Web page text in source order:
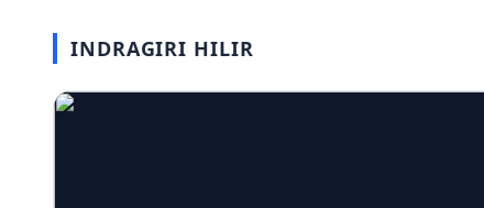
INDRAGIRI HILIR